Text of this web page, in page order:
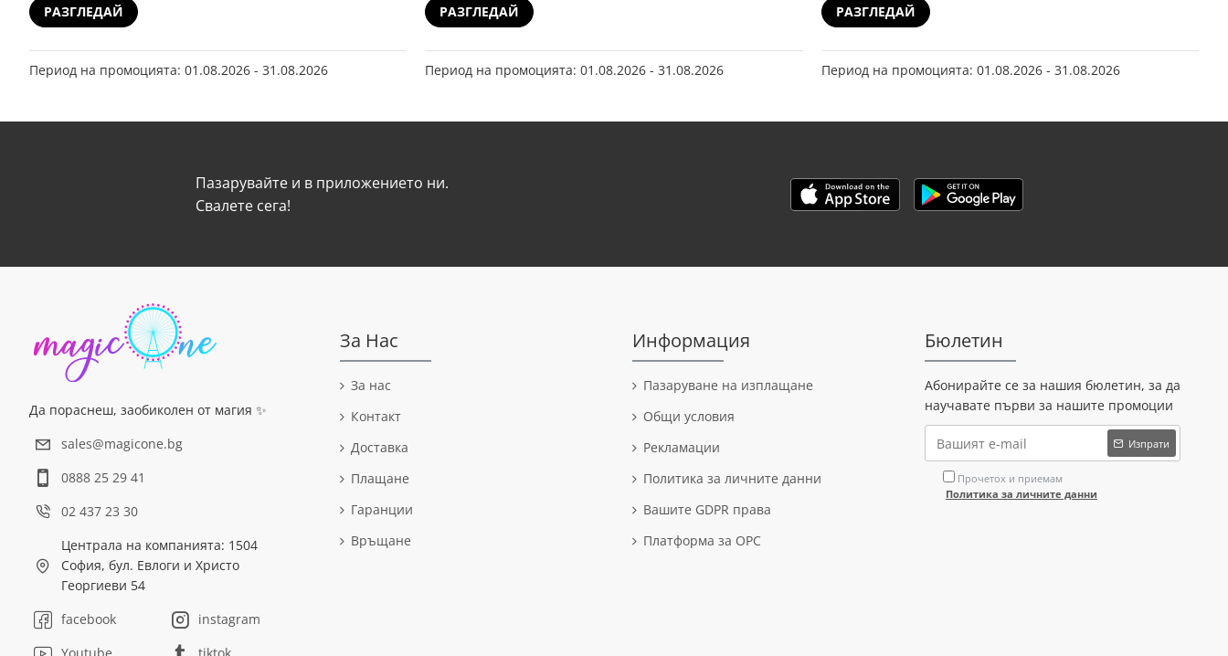
РАЗГЛЕДАЙ
Период на промоцията: 01.08.2026 - 31.08.2026
РАЗГЛЕДАЙ
Период на промоцията: 01.08.2026 - 31.08.2026
РАЗГЛЕДАЙ
Период на промоцията: 01.08.2026 - 31.08.2026
Пазарувайте и в приложението ни.
Свалeте сега!
Да пораснеш, заобиколен от магия ✨
sales@magicone.bg
0888 25 29 41
02 437 23 30
Централа на компанията: 1504
София, бул. Евлоги и Христо
Георгиеви 54
facebook
instagram
За Нас
За нас
Контакт
Доставка
Плащане
Гаранции
Връщане
Информация
Пазаруване на изплащане
Общи условия
Рекламации
Политика за личните данни
Вашите GDPR права
Платформа за OPC
Бюлетин
Абонирайте се за нашия бюлетин, за да
научавате първи за нашите промоции
Изпрати
Прочетох и приемам
Политика за личните данни